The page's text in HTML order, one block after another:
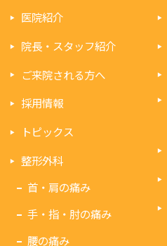
医院紹介
院長・スタッフ紹介
ご来院される方へ
採用情報
トピックス
整形外科
首・肩の痛み
手・指・肘の痛み
腰の痛み